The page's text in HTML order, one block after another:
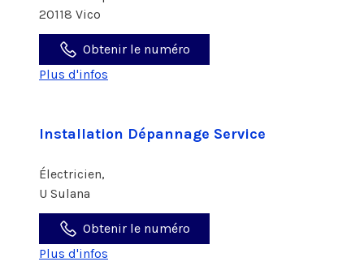
20118 Vico
Obtenir le numéro
Plus d'infos
Installation Dépannage Service
Électricien,
U Sulana
Obtenir le numéro
Plus d'infos